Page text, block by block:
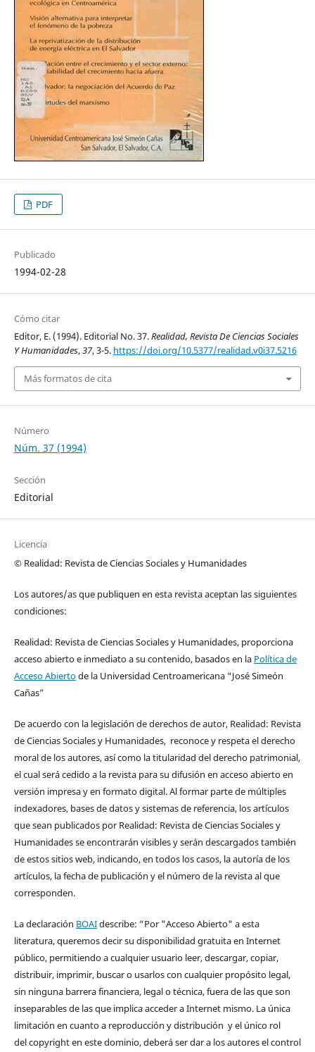
PDF
Publicado
1994-02-28
Cómo citar
Editor, E. (1994). Editorial No. 37.Realidad, Revista De Ciencias Sociales
Y Humanidades,37, 3-5. https://doi.org/10.5377/realidad.v0i37.5216
Más formatos de cita
Número
Núm. 37 (1994)
Sección
Editorial
Licencia
© Realidad: Revista de Ciencias Sociales y Humanidades
Los autores/as que publiquen en esta revista aceptan las siguientes
condiciones:
Realidad: Revista de Ciencias Sociales y Humanidades, proporciona
acceso abierto e inmediato a su contenido, basados en la Política de
Acceso Abiertode la Universidad Centroamericana “José Simeón
Cañas”
De acuerdo con la legislación de derechos de autor, Realidad: Revista
de Ciencias Sociales y Humanidades, reconoce y respeta el derecho
moral de los autores, así como la titularidad del derecho patrimonial,
el cual será cedido a la revista para su difusión en acceso abierto en
versión impresa y en formato digital. Al formar parte de múltiples
indexadores, bases de datos y sistemas de referencia, los artículos
que sean publicados por Realidad: Revista de Ciencias Sociales y
Humanidades se encontrarán visibles y serán descargados también
de estos sitios web, indicando, en todos los casos, la autoría de los
artículos, la fecha de publicación y el número de la revista al que
corresponden.
La declaración BOAIdescribe: “Por "Acceso Abierto" a esta
literatura, queremos decir su disponibilidad gratuita en Internet
público, permitiendo a cualquier usuario leer, descargar, copiar,
distribuir, imprimir, buscar o usarlos con cualquier propósito legal,
sin ninguna barrera financiera, legal o técnica, fuera de las que son
inseparables de las que implica acceder a Internet mismo. La única
limitación en cuanto a reproducción y distribución y el único rol
del copyright en este dominio, deberá ser dar a los autores el control